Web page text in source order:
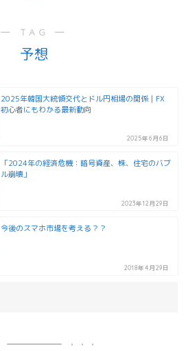
― TAG ―
予想
2025年韓国大統領交代とドル円相場の関係｜FX
初心者にもわかる最新動向
2025年6月6日
「2024年の経済危機：暗号資産、株、住宅のバブ
ル崩壊」
2023年12月29日
今後のスマホ市場を考える？？
2018年4月29日